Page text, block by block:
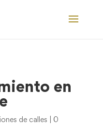
en
de calles
0